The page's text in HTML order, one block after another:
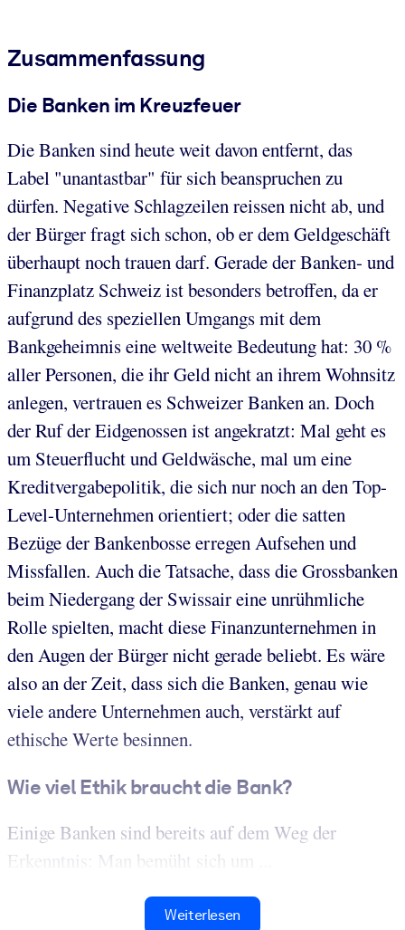
Zusammenfassung
Die Banken im Kreuzfeuer
Die Banken sind heute weit davon entfernt, das
Label "unantastbar" für sich beanspruchen zu
dürfen. Negative Schlagzeilen reissen nicht ab, und
der Bürger fragt sich schon, ob er dem Geldgeschäft
überhaupt noch trauen darf. Gerade der Banken- und
Finanzplatz Schweiz ist besonders betroffen, da er
aufgrund des speziellen Umgangs mit dem
Bankgeheimnis eine weltweite Bedeutung hat: 30 %
aller Personen, die ihr Geld nicht an ihrem Wohnsitz
anlegen, vertrauen es Schweizer Banken an. Doch
der Ruf der Eidgenossen ist angekratzt: Mal geht es
um Steuerflucht und Geldwäsche, mal um eine
Kreditvergabepolitik, die sich nur noch an den Top-
Level-Unternehmen orientiert; oder die satten
Bezüge der Bankenbosse erregen Aufsehen und
Missfallen. Auch die Tatsache, dass die Grossbanken
beim Niedergang der Swissair eine unrühmliche
Rolle spielten, macht diese Finanzunternehmen in
den Augen der Bürger nicht gerade beliebt. Es wäre
also an der Zeit, dass sich die Banken, genau wie
viele andere Unternehmen auch, verstärkt auf
ethische Werte besinnen.
Wie viel Ethik braucht die Bank?
Einige Banken sind bereits auf dem Weg der
Erkenntnis: Man bemüht sich um ...
Weiterlesen